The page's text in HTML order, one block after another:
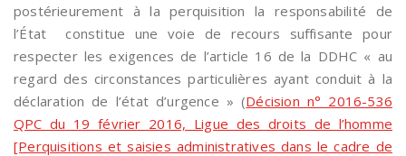
postérieurement à la perquisition la responsabilité de
l’État constitue une voie de recours suffisante pour
respecter les exigences de l’article 16 de la DDHC « au
regard des circonstances particulières ayant conduit à la
déclaration de l’état d’urgence » (Décision n° 2016-536
QPC du 19 février 2016, Ligue des droits de l’homme
[Perquisitions et saisies administratives dans le cadre de